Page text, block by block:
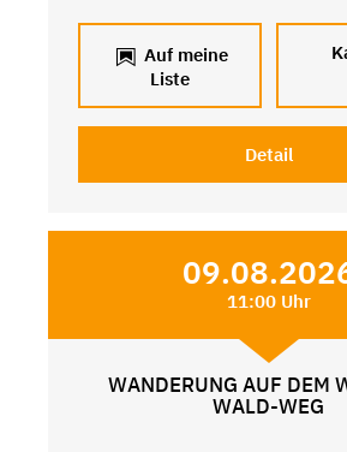
Auf meine
Liste
Detail
11:00 Uhr
WANDERUNG AUF DEM
WALD-WEG